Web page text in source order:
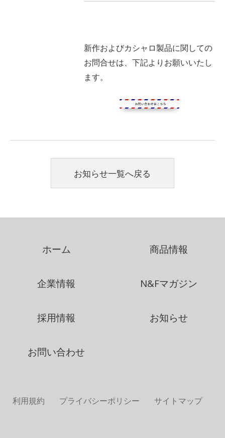
新作およびカシャロ製品に関しての
お問合せは、下記よりお願いいたし
ます。
お知らせ一覧へ戻る
ホーム 商品情報
企業情報 N&Fマガジン
採用情報 お知らせ
お問い合わせ
利用規約 プライバシーポリシー サイトマップ